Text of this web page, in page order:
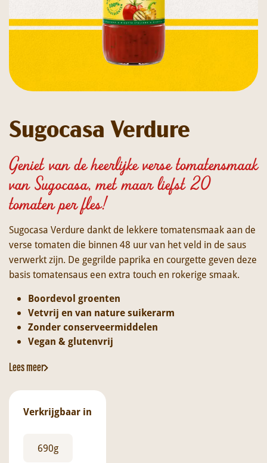
Sugocasa Verdure
Geniet van de heerlijke verse tomatensmaak
van Sugocasa, met maar liefst 20
tomaten per fles!
Sugocasa Verdure dankt de lekkere tomatensmaak aan de
verse tomaten die binnen 48 uur van het veld in de saus
verwerkt zijn. De gegrilde paprika en courgette geven deze
basis tomatensaus een extra touch en rokerige smaak.
Boordevol groenten
Vetvrij en van nature suikerarm
Zonder conserveermiddelen
Vegan & glutenvrij
Lees meer
Verkrijgbaar in
690g